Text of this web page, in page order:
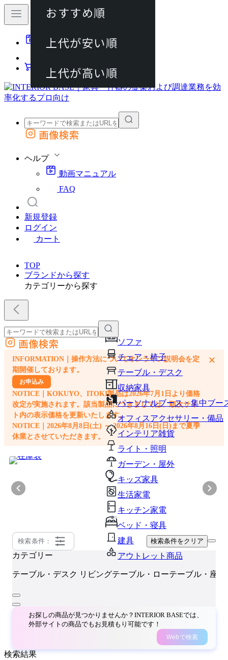
動画マニュアル
カート
外部サイトの商品をカートに追加
画像検索
ヘルプ
動画マニュアル
FAQ
新規登録
ログイン
カート
TOP
ブランドから探す
カテゴリーから探す
ソファ
チェア・椅子
テーブル・デスク
収納家具
パーソナルブース・集中ブー
オフィスアクセサリー・備品
インテリア雑貨
ライト・照明
ガーデン・屋外
キッズ家具
生活家電
キッチン家電
ベッド・寝具
建具
アウトレット商品
外部サイトの商品をカートに追加
他のサイトで見つけた商品ページのURLを貼り付けて、カートに追加できます
画像検索
INFORMATION｜操作方法についてオンライン説明会を定
期開催しております。
お申込み
NOTICE｜KOKUYO、ITOKI製品は2026年7月1日より価格
改定が実施されます。該当製品につきましては、順次サイ
ト内の表示価格を更新いたします。
NOTICE｜2026年8月8日(土) ～ 2026年8月16日(日)まで夏季
休業とさせていただきます。
×
検索条件： 検索条件をクリア
カテゴリー
テーブル・デスク リビングテーブル・ローテーブル・座卓
お探しの商品が見つかりませんか？INTERIOR BASEでは、
外部サイトの商品でもお見積もり可能です！
Webで検索
検索結果
おすすめ順
上代が安い順
上代が高い順